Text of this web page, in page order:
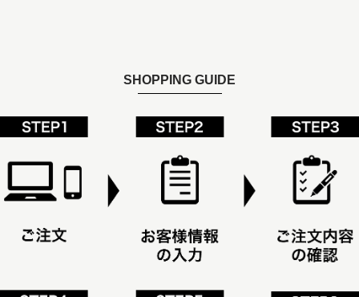
SHOPPING GUIDE